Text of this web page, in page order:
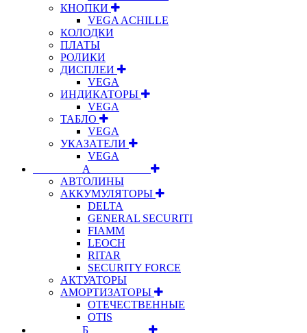
КНОПКИ
VEGA ACHILLE
КОЛОДКИ
ПЛАТЫ
РОЛИКИ
ДИСПЛЕИ
VEGA
ИНДИКАТОРЫ
VEGA
ТАБЛО
VEGA
УКАЗАТЕЛИ
VEGA
⠀⠀⠀⠀⠀⠀А⠀⠀⠀⠀⠀⠀⠀
АВТОЛИНЫ
АККУМУЛЯТОРЫ
DELTA
GENERAL SECURITI
FIAMM
LEOCH
RITAR
SECURITY FORCE
АКТУАТОРЫ
АМОРТИЗАТОРЫ
ОТЕЧЕСТВЕННЫЕ
OTIS
⠀⠀⠀⠀⠀⠀Б⠀⠀⠀⠀⠀⠀⠀